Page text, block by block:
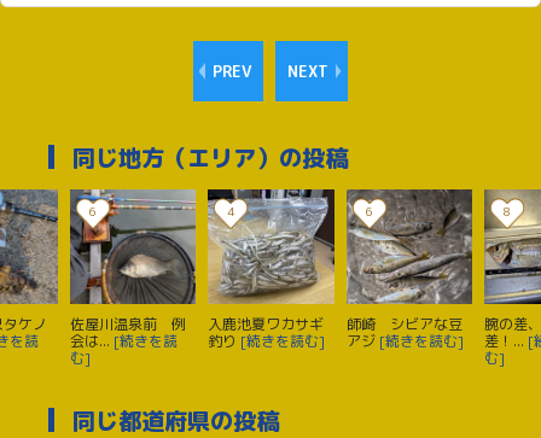
PREV NEXT
同じ地方（エリア）の投稿
ケノ
を読
6
佐屋川温泉前 例
会は... [続きを読
む]
4
入鹿池夏ワカサギ
釣り [続きを読む]
6
師崎 シビアな豆
アジ [続きを読む]
8
腕の差
差！... [
む]
同じ都道府県の投稿